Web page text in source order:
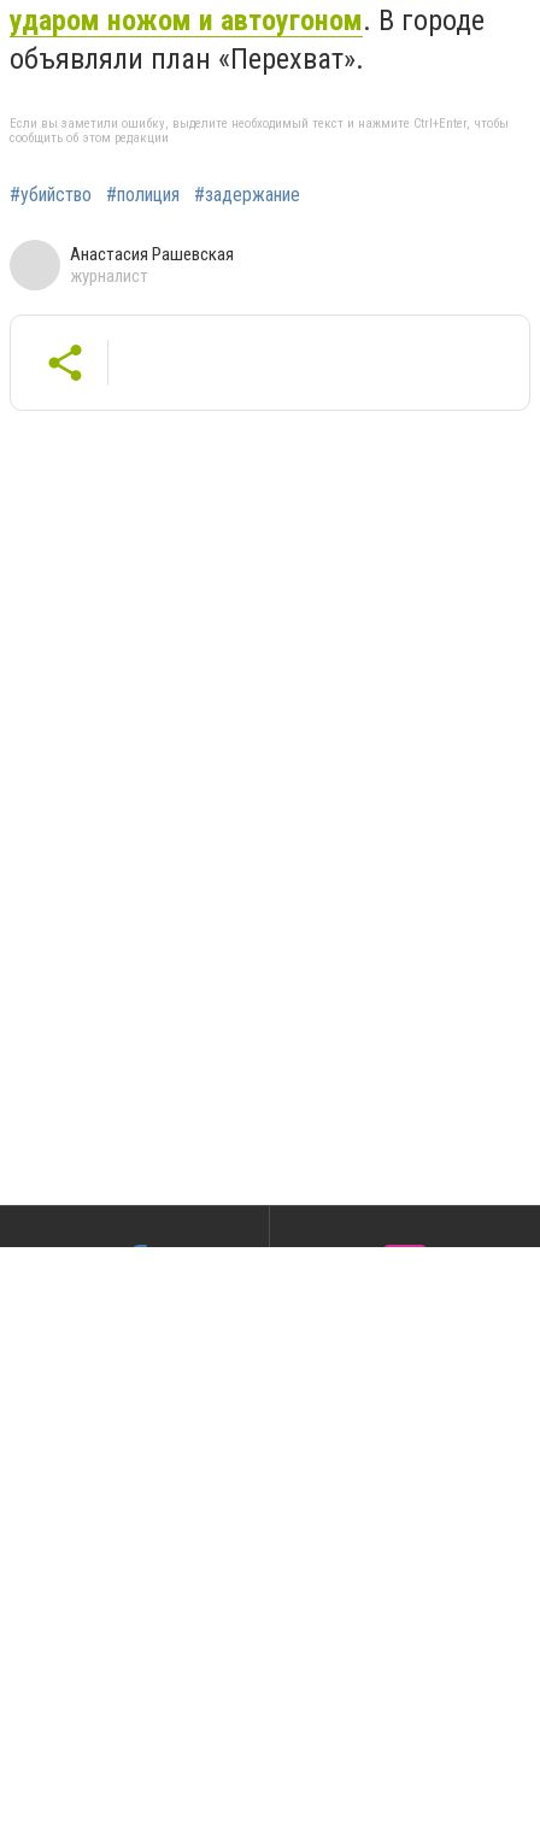
ударом ножом и автоугоном. В городе
объявляли план «Перехват».
Если вы заметили ошибку, выделите необходимый текст и нажмите Ctrl+Enter, чтобы
сообщить об этом редакции
#убийство #полиция #задержание
Анастасия Рашевская
журналист